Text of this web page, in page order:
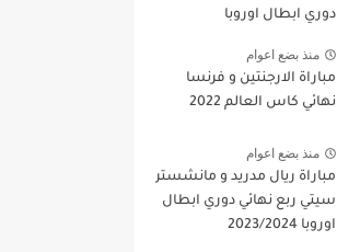
دوري ابطال اوروبا
منذ بضع اعوام
مباراة الارجنتين و فرنسا
نهائي كاس العالم 2022
منذ بضع اعوام
مباراة ريال مدريد و مانشستر
سيتي ربع نهائي دوري ابطال
اوروبا 2023/2024